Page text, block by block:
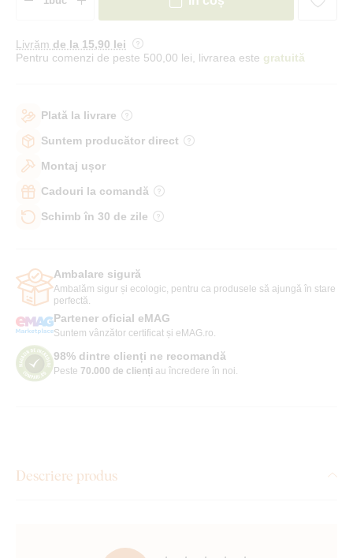
Livrăm de la 15,90 lei
Pentru comenzi de peste 500,00 lei, livrarea este gratuită
Plată la livrare
Suntem producător direct
Montaj ușor
Cadouri la comandă
Schimb în 30 de zile
Ambalare sigură
Ambalăm sigur și ecologic, pentru ca produsele să ajungă în stare
perfectă.
Partener oficial eMAG
Suntem vânzător certificat și eMAG.ro.
98% dintre clienți ne recomandă
Peste 70.000 de clienți au încredere în noi.
Descriere produs